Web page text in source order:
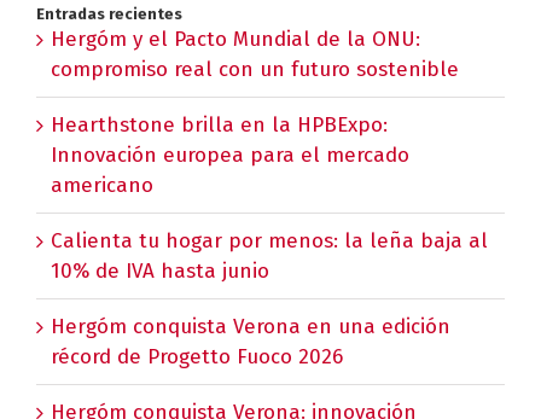
Entradas recientes
Hergóm y el Pacto Mundial de la ONU:
compromiso real con un futuro sostenible
Hearthstone brilla en la HPBExpo:
Innovación europea para el mercado
americano
Calienta tu hogar por menos: la leña baja al
10% de IVA hasta junio
Hergóm conquista Verona en una edición
récord de Progetto Fuoco 2026
Hergóm conquista Verona: innovación